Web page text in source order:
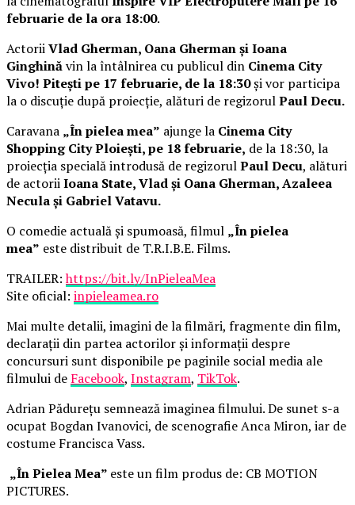
februarie de la ora 18:00.
ActoriiVlad Gherman, Oana Gherman și Ioana
Ginghinăvin la întâlnirea cu publicul din Cinema City
Vivo! Pitești pe 17 februarie, de la 18:30și vor participa
la o discuție după proiecție, alături de regizorulPaul Decu.
Caravana „În pielea mea” ajunge la Cinema City
Shopping City Ploiești, pe 18 februarie, de la 18:30, la
proiecția specială introdusă de regizorulPaul Decu, alături
de actoriiIoana State, Vlad și Oana Gherman, Azaleea
Necula și Gabriel Vatavu.
O comedie actuală și spumoasă, filmul „În pielea
mea” este distribuit de T.R.I.B.E. Films.
TRAILER:https://bit.ly/InPieleaMea
Site oficial: inpieleamea.ro
Mai multe detalii, imagini de la filmări, fragmente din film,
declarații din partea actorilor și informații despre
concursuri sunt disponibile pe paginile social media ale
filmului de Facebook, Instagram, TikTok.
Adrian Pădurețu semnează imaginea filmului. De sunet s-a
ocupat Bogdan Ivanovici, de scenografie Anca Miron, iar de
costume Francisca Vass.
„În Pielea Mea” este un film produs de: CB MOTION
PICTURES.